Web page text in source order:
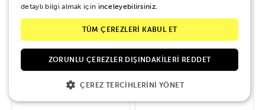
detaylı bilgi almak için inceleyebilirsiniz.
TÜM ÇEREZLERİ KABUL ET
ZORUNLU ÇEREZLER DIŞINDAKILERI REDDET
ÇEREZ TERCIHLERINI YÖNET